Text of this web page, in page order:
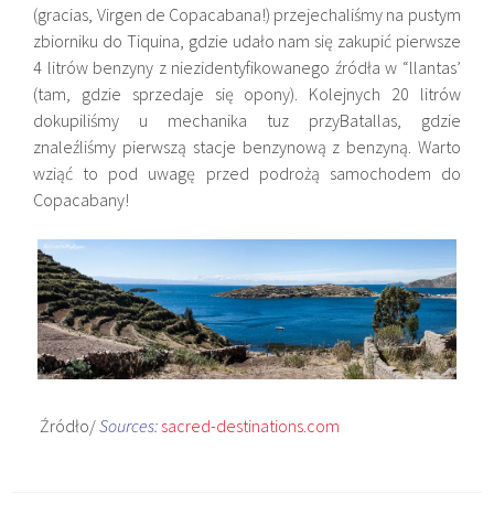
(gracias, Virgen de Copacabana!) przejechaliśmy na pustym
zbiorniku do Tiquina, gdzie udało nam się zakupić pierwsze
4 litrów benzyny z niezidentyfikowanego źródła w “llantas’
(tam, gdzie sprzedaje się opony). Kolejnych 20 litrów
dokupiliśmy u mechanika tuz przyBatallas, gdzie
znaleźliśmy pierwszą stacje benzynową z benzyną. Warto
wziąć to pod uwagę przed podrożą samochodem do
Copacabany!
Źródło/Sources: sacred-destinations.com